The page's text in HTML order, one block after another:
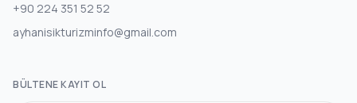
+90 224 351 52 52
ayhanisikturizminfo@gmail.com
BÜLTENE KAYIT OL